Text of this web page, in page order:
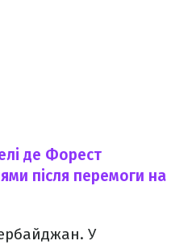
де Форест
після перемоги на
У